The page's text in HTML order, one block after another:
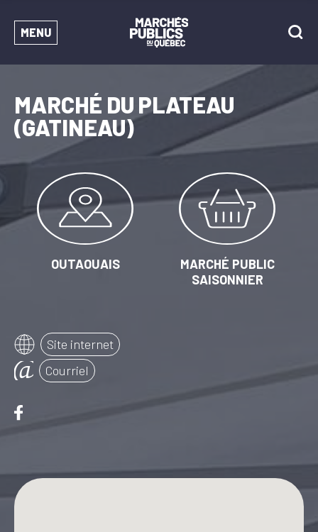
MENU
MARCHÉ DU PLATEAU
(GATINEAU)
OUTAOUAIS
MARCHÉ PUBLIC
SAISONNIER
Site internet
Courriel